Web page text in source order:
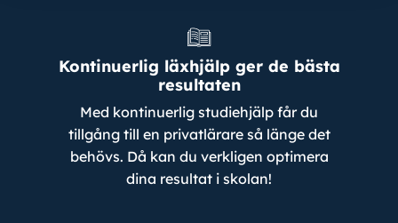
Kontinuerlig läxhjälp ger de bästa
resultaten
Med kontinuerlig studiehjälp får du
tillgång till en privatlärare så länge det
behövs. Då kan du verkligen optimera
dina resultat i skolan!